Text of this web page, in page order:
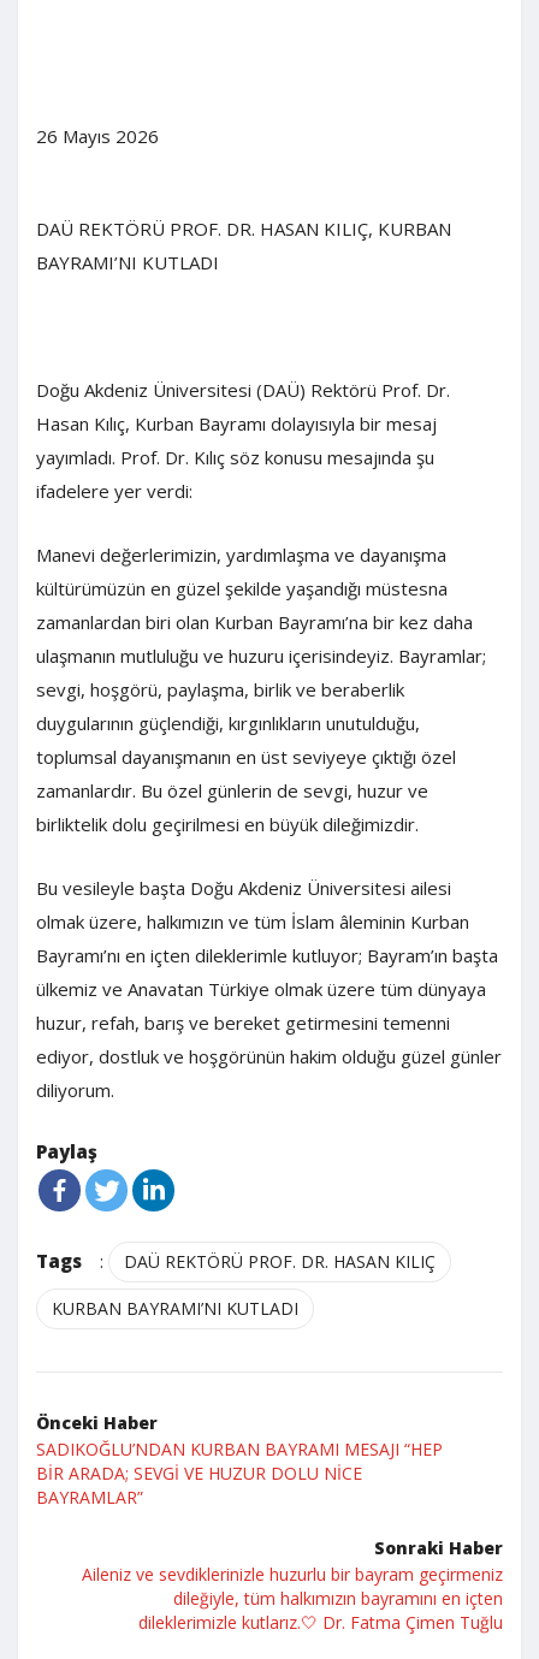
26 Mayıs 2026
DAÜ REKTÖRÜ PROF. DR. HASAN KILIÇ, KURBAN
BAYRAMI’NI KUTLADI
Doğu Akdeniz Üniversitesi (DAÜ) Rektörü Prof. Dr.
Hasan Kılıç, Kurban Bayramı dolayısıyla bir mesaj
yayımladı. Prof. Dr. Kılıç söz konusu mesajında şu
ifadelere yer verdi:
Manevi değerlerimizin, yardımlaşma ve dayanışma
kültürümüzün en güzel şekilde yaşandığı müstesna
zamanlardan biri olan Kurban Bayramı’na bir kez daha
ulaşmanın mutluluğu ve huzuru içerisindeyiz. Bayramlar;
sevgi, hoşgörü, paylaşma, birlik ve beraberlik
duygularının güçlendiği, kırgınlıkların unutulduğu,
toplumsal dayanışmanın en üst seviyeye çıktığı özel
zamanlardır. Bu özel günlerin de sevgi, huzur ve
birliktelik dolu geçirilmesi en büyük dileğimizdir.
Bu vesileyle başta Doğu Akdeniz Üniversitesi ailesi
olmak üzere, halkımızın ve tüm İslam âleminin Kurban
Bayramı’nı en içten dileklerimle kutluyor; Bayram’ın başta
ülkemiz ve Anavatan Türkiye olmak üzere tüm dünyaya
huzur, refah, barış ve bereket getirmesini temenni
ediyor, dostluk ve hoşgörünün hakim olduğu güzel günler
diliyorum.
Paylaş
Tags : DAÜ REKTÖRÜ PROF. DR. HASAN KILIÇ
KURBAN BAYRAMI’NI KUTLADI
Önceki Haber
SADIKOĞLU’NDAN KURBAN BAYRAMI MESAJI “HEP
BİR ARADA; SEVGİ VE HUZUR DOLU NİCE
BAYRAMLAR”
Sonraki Haber
Aileniz ve sevdiklerinizle huzurlu bir bayram geçirmeniz
dileğiyle, tüm halkımızın bayramını en içten
dileklerimizle kutlarız.🤍 Dr. Fatma Çimen Tuğlu